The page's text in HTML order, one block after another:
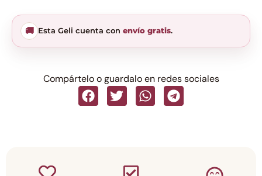
🚚 Esta Geli cuenta con envío gratis.
Compártelo o guardalo en redes sociales